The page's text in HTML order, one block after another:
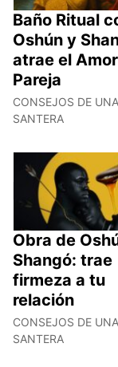
Baño Ritual
Oshún y
atrae el
Pareja
CONSEJOS DE UNA
SANTERA
Obra de
Shangó: trae
firmeza a tu
relación
CONSEJOS DE UNA
SANTERA